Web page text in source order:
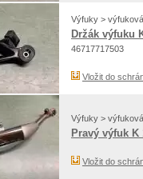
Výfuky >
Držák výfuku
46717717503
Vložit do
Výfuky >
Pravý výfuk K
Vložit do